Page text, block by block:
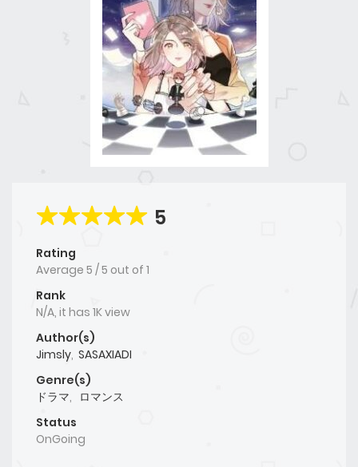
5
Rating
Average 5 /5 out of 1
Rank
N/A, it has 1K view
Author(s)
Jimsly, SASAXIADI
Genre(s)
ドラマ, ロマンス
Status
OnGoing